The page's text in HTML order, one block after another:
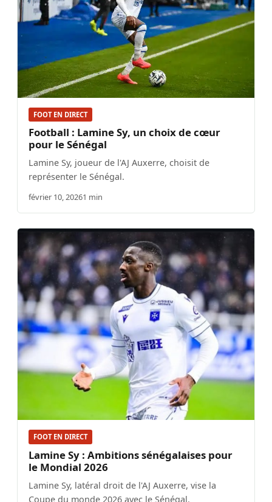
FOOT EN DIRECT
Football : Lamine Sy, un choix de cœur
pour le Sénégal
Lamine Sy, joueur de l'AJ Auxerre, choisit de
représenter le Sénégal.
février 10, 20261 min
FOOT EN DIRECT
Lamine Sy : Ambitions sénégalaises pour
le Mondial 2026
Lamine Sy, latéral droit de l'AJ Auxerre, vise la
Coupe du monde 2026 avec le Sénégal.